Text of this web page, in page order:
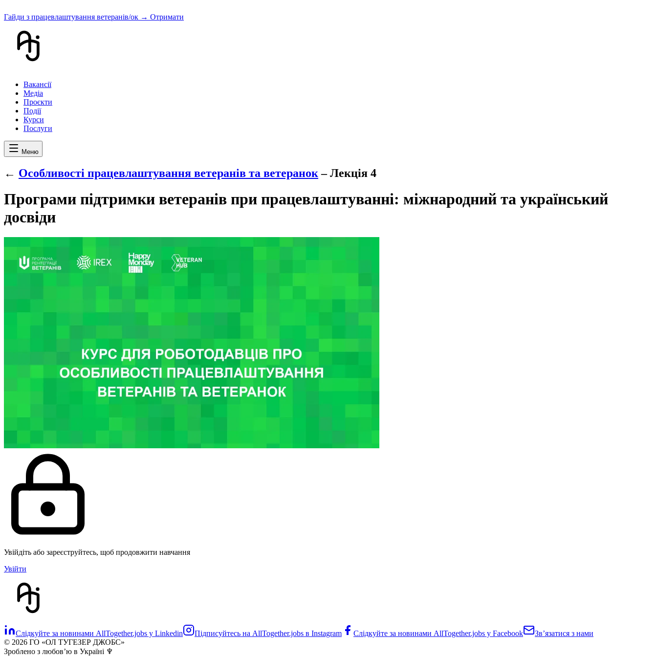
Гайди з працевлаштування ветеранів/ок → Отримати
Вакансії
Медіа
Проєкти
Події
Курси
Послуги
Меню
← Особливості працевлаштування ветеранів та ветеранок – Лекція 4
Програми підтримки ветеранів при працевлаштуванні: міжнародний та український
досвіди
Увійдіть або зареєструйтесь, щоб продовжити навчання
Увійти
Слідкуйте за новинами AllTogether.jobs у Linkedin Підписуйтесь на AllTogether.jobs в Instagram Слідкуйте за новинами AllTogether.jobs у Facebook
Звʼязатися з нами
© 2026 ГО «ОЛ ТУГЕЗЕР ДЖОБС»
Зроблено з любовʼю в Україні ♆